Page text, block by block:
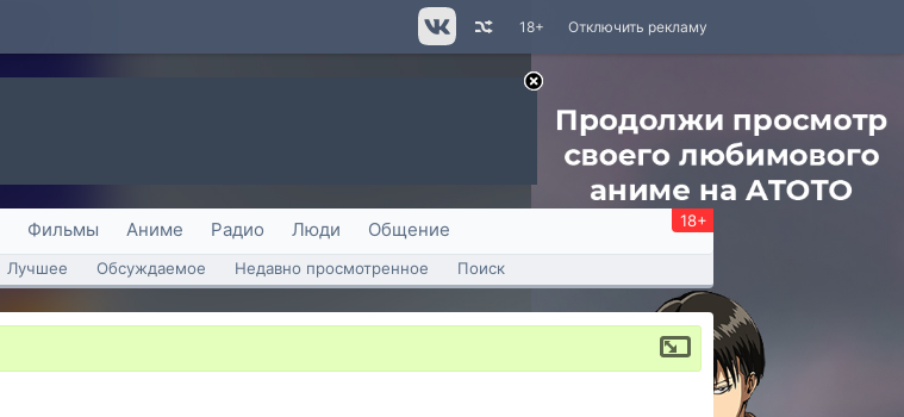
Отключить рекламу
18+
Фильмы Аниме Радио Люди Общение 18+
Лучшее Обсуждаемое Недавно просмотренное Поиск